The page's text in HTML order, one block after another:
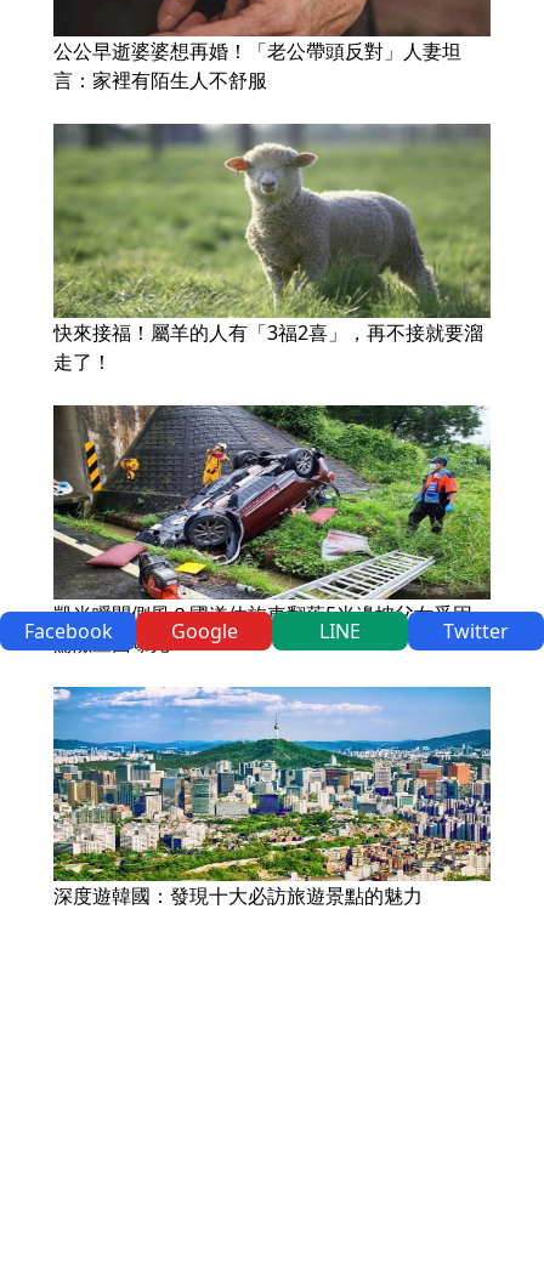
公公早逝婆婆想再婚！「老公帶頭反對」人妻坦
言：家裡有陌生人不舒服
快來接福！屬羊的人有「3福2喜」，再不接就要溜
走了！
凱米瞬間側風？國道休旅車翻落5米邊坡父女受困
驚險畫面曝光
深度遊韓國：發現十大必訪旅遊景點的魅力
Facebook Google LINE Twitter